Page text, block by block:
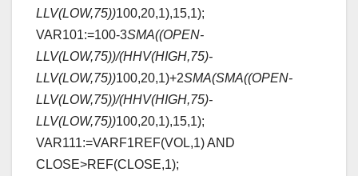
LLV(LOW,75))100,20,1),15,1);
VAR101:=100-3SMA((OPEN-
LLV(LOW,75))/(HHV(HIGH,75)-
LLV(LOW,75))100,20,1)+2SMA(SMA((OPEN-
LLV(LOW,75))/(HHV(HIGH,75)-
LLV(LOW,75))100,20,1),15,1);
VAR111:=VARF1REF(VOL,1) AND
CLOSE>REF(CLOSE,1);